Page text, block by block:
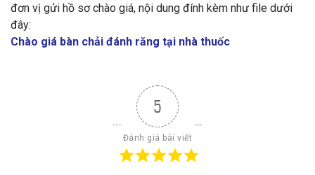
đơn vị gửi hồ sơ chào giá, nội dung đính kèm như file dưới
đây:
Chào giá bàn chải đánh răng tại nhà thuốc
5
Đánh giá bài viết